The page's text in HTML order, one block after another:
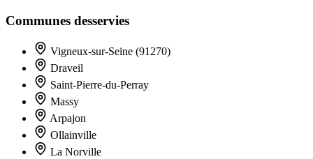
Communes desservies
Vigneux-sur-Seine (91270)
Draveil
Saint-Pierre-du-Perray
Massy
Arpajon
Ollainville
La Norville